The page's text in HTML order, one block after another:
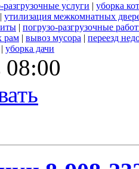
разгрузочные услуги | уборка
| утилизация межкомнатных
| погрузо-разгрузочные
рам | вывоз мусора | переезд
| уборка дачи
08:00